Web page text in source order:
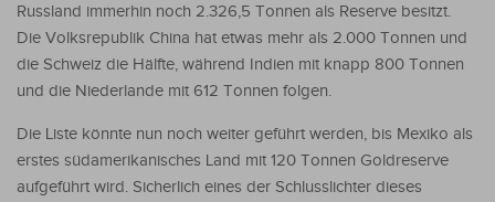
Russland immerhin noch 2.326,5 Tonnen als Reserve besitzt.
Die Volksrepublik China hat etwas mehr als 2.000 Tonnen und
die Schweiz die Hälfte, während Indien mit knapp 800 Tonnen
und die Niederlande mit 612 Tonnen folgen.
Die Liste könnte nun noch weiter geführt werden, bis Mexiko als
erstes südamerikanisches Land mit 120 Tonnen Goldreserve
aufgeführt wird. Sicherlich eines der Schlusslichter dieses